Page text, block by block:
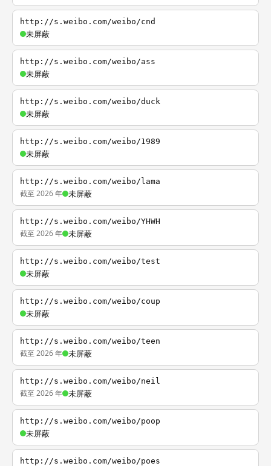
http://s.weibo.com/weibo/cnd
未屏蔽
http://s.weibo.com/weibo/ass
未屏蔽
http://s.weibo.com/weibo/duck
未屏蔽
http://s.weibo.com/weibo/1989
未屏蔽
http://s.weibo.com/weibo/lama
截至 2026 年 未屏蔽
http://s.weibo.com/weibo/YHWH
截至 2026 年 未屏蔽
http://s.weibo.com/weibo/test
未屏蔽
http://s.weibo.com/weibo/coup
未屏蔽
http://s.weibo.com/weibo/teen
截至 2026 年 未屏蔽
http://s.weibo.com/weibo/neil
截至 2026 年 未屏蔽
http://s.weibo.com/weibo/poop
未屏蔽
http://s.weibo.com/weibo/poes